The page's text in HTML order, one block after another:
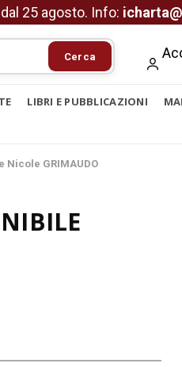
25 agosto. Info:
Cerca
LIBRI E PUBBLICAZIONI
Nicole GRIMAUDO